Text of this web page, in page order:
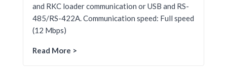
and RKC loader communication or USB and RS-
485/RS-422A. Communication speed: Full speed
(12 Mbps)
Read More >